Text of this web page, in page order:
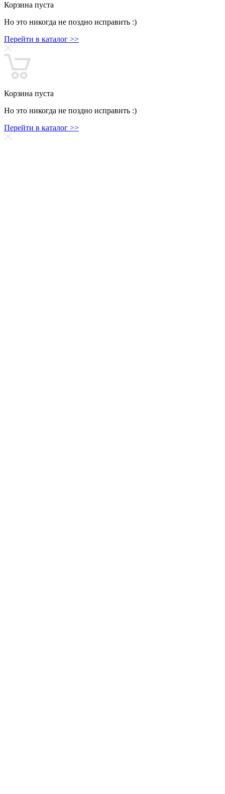
Корзина пуста
Но это никогда не поздно исправить :)
Перейти в каталог >>
Корзина пуста
Но это никогда не поздно исправить :)
Перейти в каталог >>